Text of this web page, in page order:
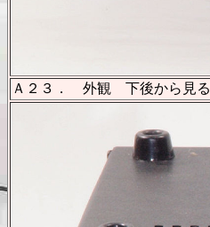
Ａ２３． 外観 下後から見る